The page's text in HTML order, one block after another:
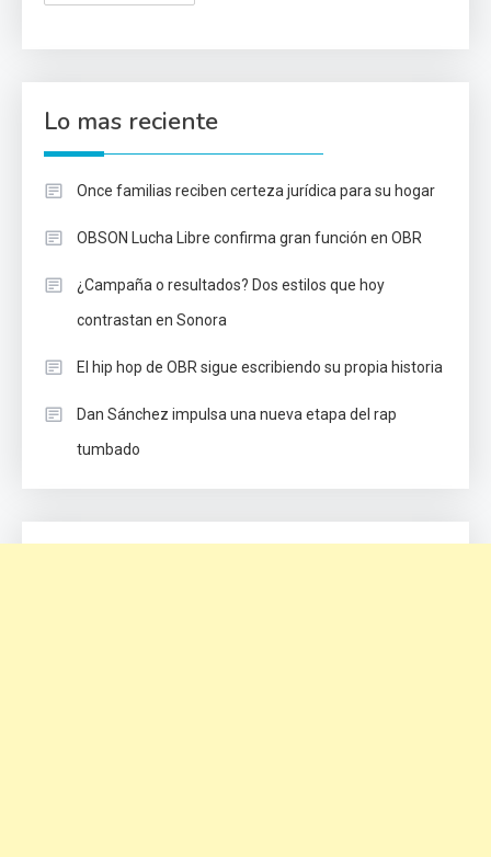
Lo mas reciente
Once familias reciben certeza jurídica para su hogar
OBSON Lucha Libre confirma gran función en OBR
¿Campaña o resultados? Dos estilos que hoy
contrastan en Sonora
El hip hop de OBR sigue escribiendo su propia historia
Dan Sánchez impulsa una nueva etapa del rap
tumbado